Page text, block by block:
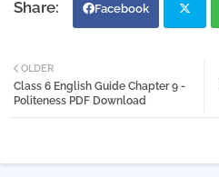
Facebook
tter
OLDER
Class 6 English Guide Chapter 9 -
Politeness PDF Download